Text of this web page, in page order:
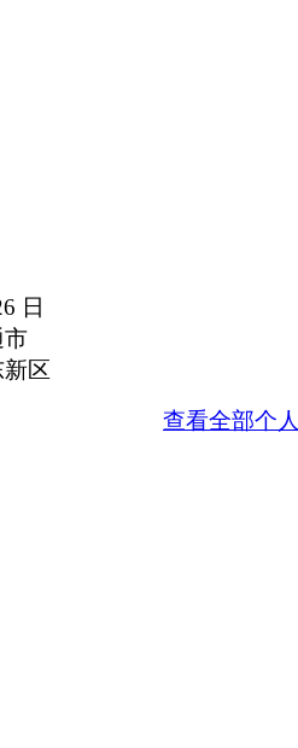
日
市
区
查看全部个